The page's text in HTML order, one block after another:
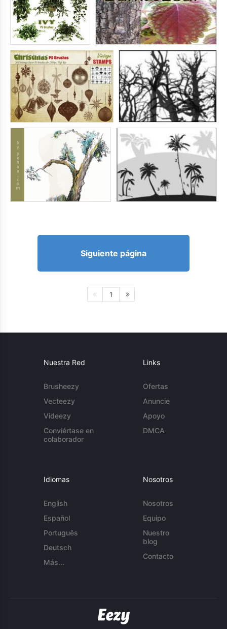
Siguiente página
1
Nuestra Red
Brusheezy
Vecteezy
Videezy
Conviértase en
colaborador
Links
Ofertas
Anuncie
Apoyo
DMCA
Idiomas
English
Español
Português
Deutsch
Más...
Nosotros
Nosotros
Equipo
Nuestro
blog
Contacto